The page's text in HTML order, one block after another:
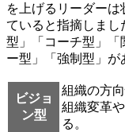
を上げるリーダー
ていると指摘しまし
型」「コーチ型」「
ー型」「強制型」が
ビジョ
ン型
組織の方
組織変革
る。